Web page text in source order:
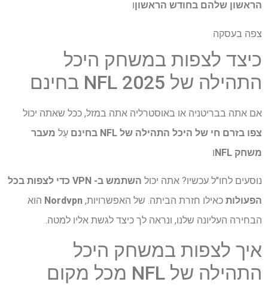
הראשון שלהם בחודש הראשוןו
צפה בעסקה
כיצד לצפות במשחק היכל
התהילה של NFL 2025 בחינם
אם אתה בבריטניה או באוסטרליה אתה במזל, ככל שאתה יכול
צפו בזרם חי של היכל התהילה של NFL בחינם
עַל מעבר
משחק NFL
ו
נוסעים לחו"ל עכשיו? אתה יכול
השתמש ב- VPN כדי לצפות בכל
הפעולות כאילו חזרת הביתה. של האפשרויות, Nordvpn הוא
הבחירה העליונה שלנו, ונראה לך כיצד לגשת אליו למטה.
איך לצפות במשחק היכל
התהילה של NFL מכל מקום